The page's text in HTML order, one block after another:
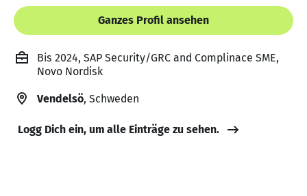
Ganzes Profil ansehen
Bis 2024, SAP Security/GRC and Complinace SME,
Novo Nordisk
Vendelsö, Schweden
Logg Dich ein, um alle Einträge zu sehen.